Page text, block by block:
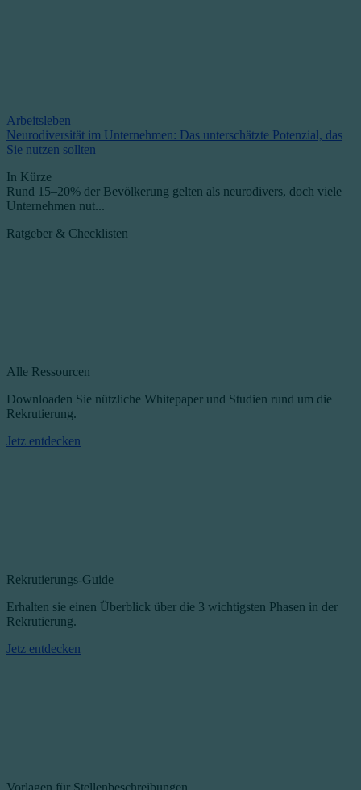
Arbeitsleben
Neurodiversität im Unternehmen: Das unterschätzte Potenzial, das
Sie nutzen sollten
In Kürze
Rund 15–20% der Bevölkerung gelten als neurodivers, doch viele
Unternehmen nut...
Ratgeber & Checklisten
Alle Ressourcen
Downloaden Sie nützliche Whitepaper und Studien rund um die
Rekrutierung.
Jetz entdecken
Rekrutierungs-Guide
Erhalten sie einen Überblick über die 3 wichtigsten Phasen in der
Rekrutierung.
Jetz entdecken
Vorlagen für Stellenbeschreibungen